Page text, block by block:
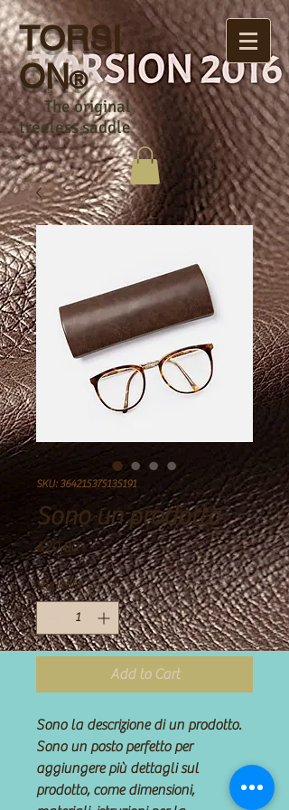
TORSI
ON®
The original
treeless saddle
SKU: 364215375135191
Sono un prodotto
€20.00Price
Quantity *
Add to Cart
Sono la descrizione di un prodotto.
Sono un posto perfetto per
aggiungere più dettagli sul
prodotto, come dimensioni,